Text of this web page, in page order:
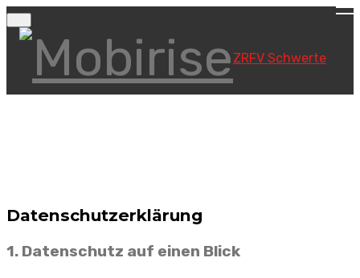
ZRFV Schwerte
Datenschutzerklärung
1. Datenschutz auf einen Blick